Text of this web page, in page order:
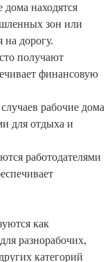
находятся
зон или
на дорогу.
получают
финансовую
рабочие дома
для отдыха и
работодателями
как
разнорабочих,
категорий